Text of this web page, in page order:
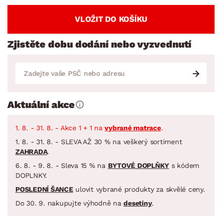
VLOŽIT DO KOŠÍKU
Zjistěte dobu dodání nebo vyzvednutí
Aktuální akce
1. 8. - 31. 8. - Akce 1 + 1 navybrané matrace.
1. 8. - 31. 8. - SLEVA AŽ 30 % na veškerý sortiment
ZAHRADA.
6. 8. - 9. 8. - Sleva 15 % na BYTOVÉ DOPLŇKY s kódem
DOPLNKY.
POSLEDNÍ ŠANCEulovit vybrané produkty za skvělé ceny.
Do 30. 9. nakupujte výhodně nadesetiny.